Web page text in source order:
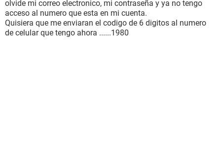
olvide mi correo electronico, mi contraseña y ya no tengo
acceso al numero que esta en mi cuenta.
Quisiera que me enviaran el codigo de 6 digitos al numero
de celular que tengo ahora ......1980